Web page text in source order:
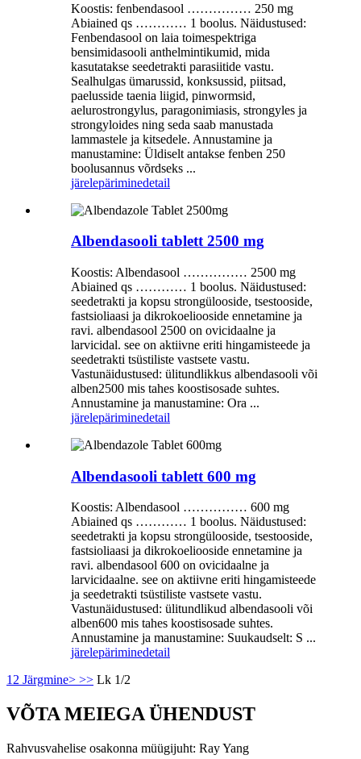
Koostis: fenbendasool …………… 250 mg
Abiained qs ………… 1 boolus. Näidustused:
Fenbendasool on laia toimespektriga
bensimidasooli anthelmintikumid, mida
kasutatakse seedetrakti parasiitide vastu.
Sealhulgas ümarussid, konksussid, piitsad,
paelusside taenia liigid, pinwormsid,
aelurostrongylus, paragonimiasis, strongyles ja
strongyloides ning seda saab manustada
lammastele ja kitsedele. Annustamine ja
manustamine: Üldiselt antakse fenben 250
boolusannus võrdseks ...
järelepäriminedetail
Albendasooli tablett 2500 mg
Koostis: Albendasool …………… 2500 mg
Abiained qs ………… 1 boolus. Näidustused:
seedetrakti ja kopsu strongülooside, tsestooside,
fastsioliaasi ja dikrokoeliooside ennetamine ja
ravi. albendasool 2500 on ovicidaalne ja
larvicidal. see on aktiivne eriti hingamisteede ja
seedetrakti tsüstiliste vastsete vastu.
Vastunäidustused: ülitundlikkus albendasooli või
alben2500 mis tahes koostisosade suhtes.
Annustamine ja manustamine: Ora ...
järelepäriminedetail
Albendasooli tablett 600 mg
Koostis: Albendasool …………… 600 mg
Abiained qs ………… 1 boolus. Näidustused:
seedetrakti ja kopsu strongülooside, tsestooside,
fastsioliaasi ja dikrokoeliooside ennetamine ja
ravi. albendasool 600 on ovicidaalne ja
larvicidaalne. see on aktiivne eriti hingamisteede
ja seedetrakti tsüstiliste vastsete vastu.
Vastunäidustused: ülitundlikud albendasooli või
alben600 mis tahes koostisosade suhtes.
Annustamine ja manustamine: Suukaudselt: S ...
järelepäriminedetail
12 Järgmine> >> Lk 1/2
VÕTA MEIEGA ÜHENDUST
Rahvusvahelise osakonna müügijuht: Ray Yang